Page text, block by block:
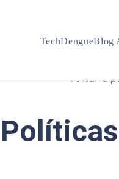
TechDengueBlog
Voltar a